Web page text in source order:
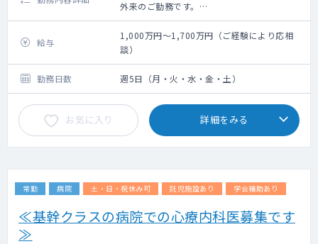
外来のご勤務です。
勤務時：平日 9：00～18：00（休憩60分）
勤務時間：第1･3･5土曜 9：00～18：00（休
憩60分）
残業の有無：無
給与
1,000万円～1,700万円（ご経験により応相
談）
勤務日数 週5日（月・火・水・金・土）
お気に入り 詳細をみる
常勤 病院 土・日・祝休み可 託児施設あり 学会補助あり
≪基幹クラスの病院での心療内科医募集です
≫